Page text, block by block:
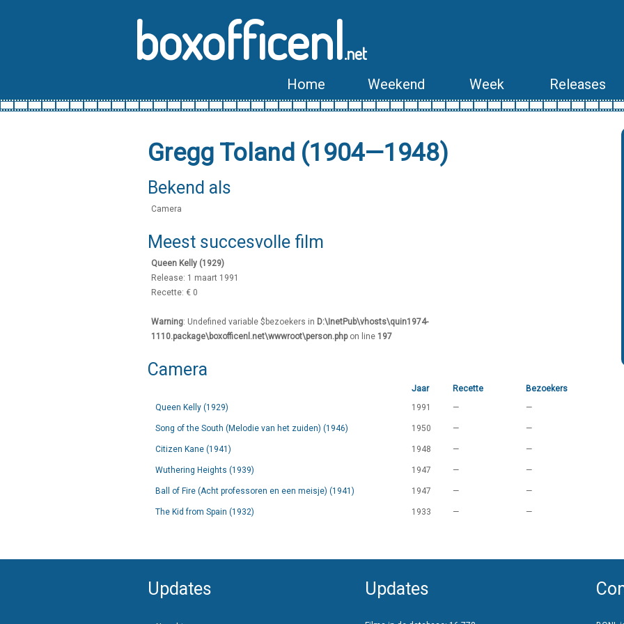
boxofficenl.net
Home Weekend Week Releases
Gregg Toland (1904—1948)
Bekend als
Camera
Meest succesvolle film
Queen Kelly (1929)
Release: 1 maart 1991
Recette: € 0
Warning: Undefined variable $bezoekers in D:\InetPub\vhosts\quin1974-
1110.package\boxofficenl.net\wwwroot\person.phpon line 197
Camera
Jaar Recette
Bezoekers
Queen Kelly (1929)
1991 — —
Song of the South (Melodie van het zuiden) (1946) 1950 — —
Citizen Kane (1941) 1948 — —
Wuthering Heights (1939) 1947 — —
Ball of Fire (Acht professoren en een meisje) (1941) 1947 — —
The Kid from Spain (1932) 1933 — —
Updates Updates